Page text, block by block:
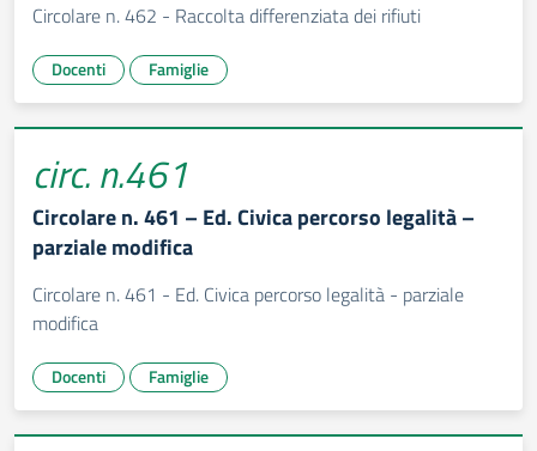
Circolare n. 462 - Raccolta differenziata dei rifiuti
Docenti Famiglie
circ. n.461
Circolare n. 461 – Ed. Civica percorso legalità –
parziale modifica
Circolare n. 461 - Ed. Civica percorso legalità - parziale
modifica
Docenti Famiglie